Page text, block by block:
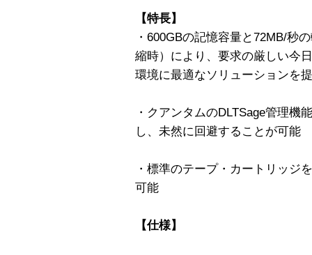
【特長】
・600GBの記憶容量と72MB/秒
縮時）により、要求の厳しい今
環境に最適なソリューションを
・クアンタムのDLTSage管理機
し、未然に回避することが可能
・標準のテープ・カートリッジ
可能
【仕様】